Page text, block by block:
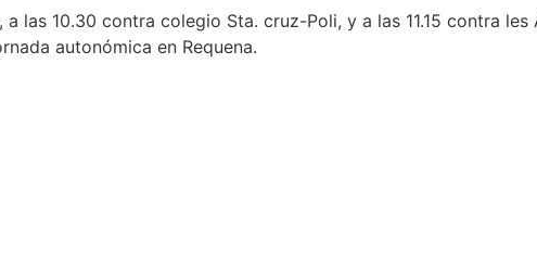
las 10.30 contra colegio Sta. cruz-Poli, y a las 11.15 contra les
autonómica en Requena.